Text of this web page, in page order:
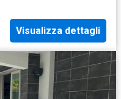
Visualizza dettagli